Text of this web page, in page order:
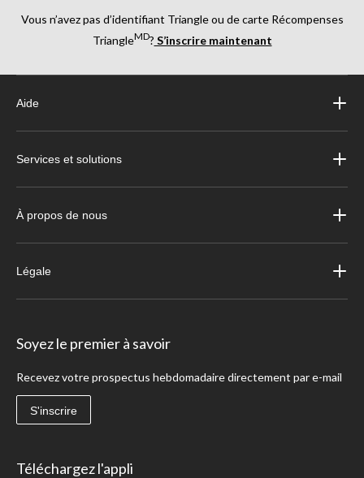
Vous n’avez pas d’identifiant Triangle ou de carte Récompenses
TriangleMD? S’inscrire maintenant
Aide
Services et solutions
À propos de nous
Légale
Soyez le premier à savoir
Recevez votre prospectus hebdomadaire directement par e-mail
S'inscrire
Téléchargez l'appli